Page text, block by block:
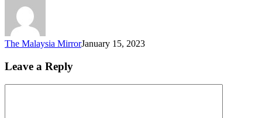
The Malaysia MirrorJanuary 15, 2023
Leave a Reply